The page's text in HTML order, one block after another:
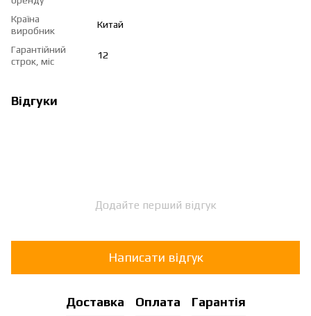
Країна
виробник
Китай
Гарантійний
строк, міс
12
Відгуки
Додайте перший відгук
Написати відгук
Доставка Оплата Гарантія